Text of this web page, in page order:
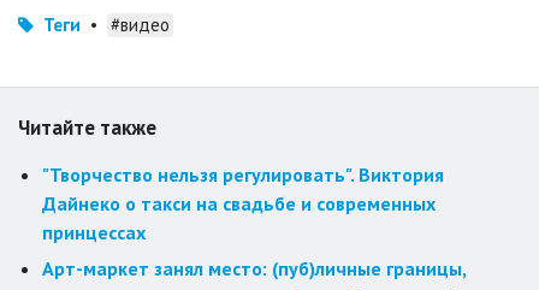
Теги • #видео
Читайте также
"Творчество нельзя регулировать". Виктория
Дайнеко о такси на свадьбе и современных
принцессах
Арт-маркет занял место: (пуб)личные границы,